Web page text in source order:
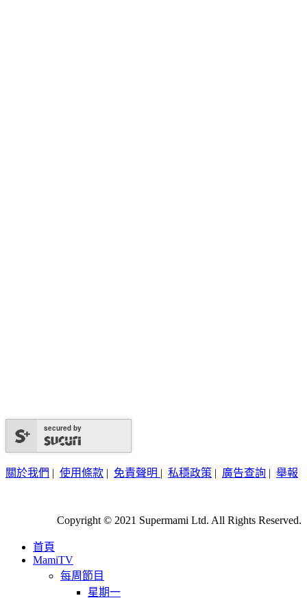
secured by
關於我們 | 使用條款 | 免責聲明 | 私穩政策 | 廣告查詢 | 舉報
Copyright © 2021 Supermami Ltd. All Rights Reserved.
首頁
MamiTV
每周節目
星期一